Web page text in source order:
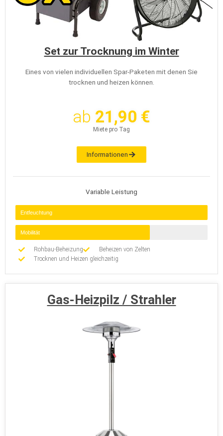
Set zur Trocknung im Winter
Eines von vielen individuellen Spar-Paketen mit denen Sie
trocknen und heizen können.
ab 21,90 €
Miete pro Tag
Informationen
Variable Leistung
Entfeuchtung
Mobilität
Rohbau-Beheizung
Beheizen von Zelten
Trocknen und Heizen gleichzeitig
Gas-Heizpilz / Strahler